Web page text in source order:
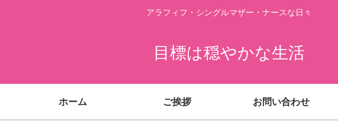
アラフィフ・シングルマザー・ナースな日々
目標は穏やかな生活
ホーム ご挨拶 お問い合わせ